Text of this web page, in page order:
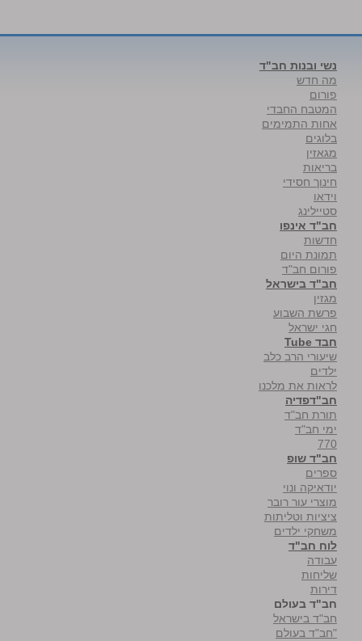
נשי ובנות חב"ד
מה חדש
פורום
המטבח החבדי
אחות התמימים
בלוגים
מגאזין
בריאות
חינוך חסידי
וידאו
סטיילינג
חב"ד אינפו
חדשות
תמונת היום
פורום חב"ד
חב"ד בישראל
מגזין
פרשת השבוע
חגי ישראל
חבד Tube
שיעורי הרב כלב
ילדים
לראות את מלכנו
חב"דפדיה
תורת חב"ד
ימי חב"ד
770
חב"ד שופ
ספרים
יודאיקה ונוי
מוצרי עור רובר
ציציות וטליתות
משחקי ילדים
לוח חב"ד
עבודה
שליחות
דירות
חב"ד בעולם
חב"ד בישראל
"חב"ד בעולם